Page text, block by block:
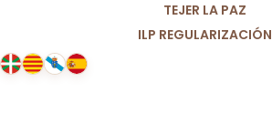
TEJER LA PAZ
ILP REGULARIZACIÓN